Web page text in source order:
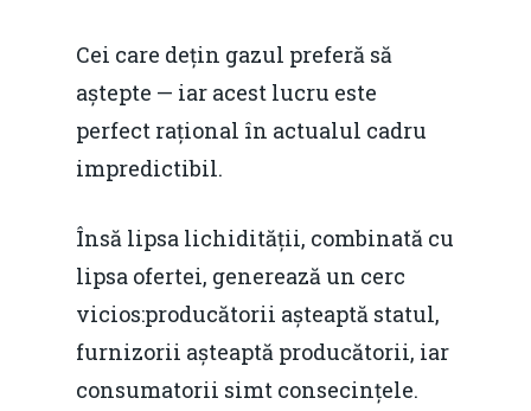
Cei care dețin gazul preferă să
aștepte — iar acest lucru este
perfect rațional în actualul cadru
impredictibil.
Însă lipsa lichidității, combinată cu
lipsa ofertei, generează un cerc
vicios:producătorii așteaptă statul,
furnizorii așteaptă producătorii, iar
consumatorii simt consecințele.